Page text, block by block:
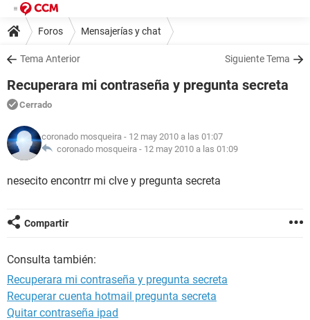
Foros Mensajerías y chat
Tema Anterior Siguiente Tema
Recuperara mi contraseña y pregunta secreta
Cerrado
coronado mosqueira - 12 may 2010 a las 01:07
coronado mosqueira - 12 may 2010 a las 01:09
nesecito encontrr mi clve y pregunta secreta
Compartir
Consulta también:
Recuperara mi contraseña y pregunta secreta
Recuperar cuenta hotmail pregunta secreta
Quitar contraseña ipad